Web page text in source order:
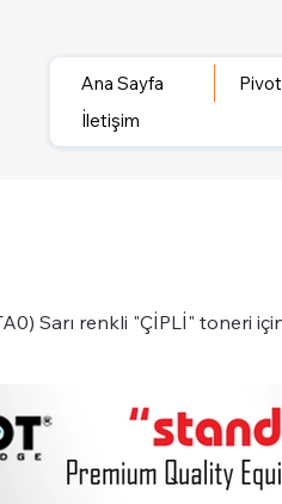
Ana Sayfa
İletişim
Sarı renkli "ÇİPLİ" toneri